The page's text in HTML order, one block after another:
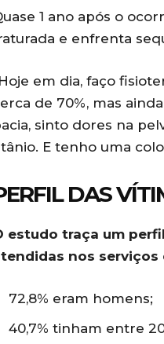
1 ano após o
e enfrenta
em dia, faço
de 70%, mas
sinto dores na
E tenho uma
DAS
estudo traça um
nos serviços
72,8% eram homens;
40,7% tinham entre